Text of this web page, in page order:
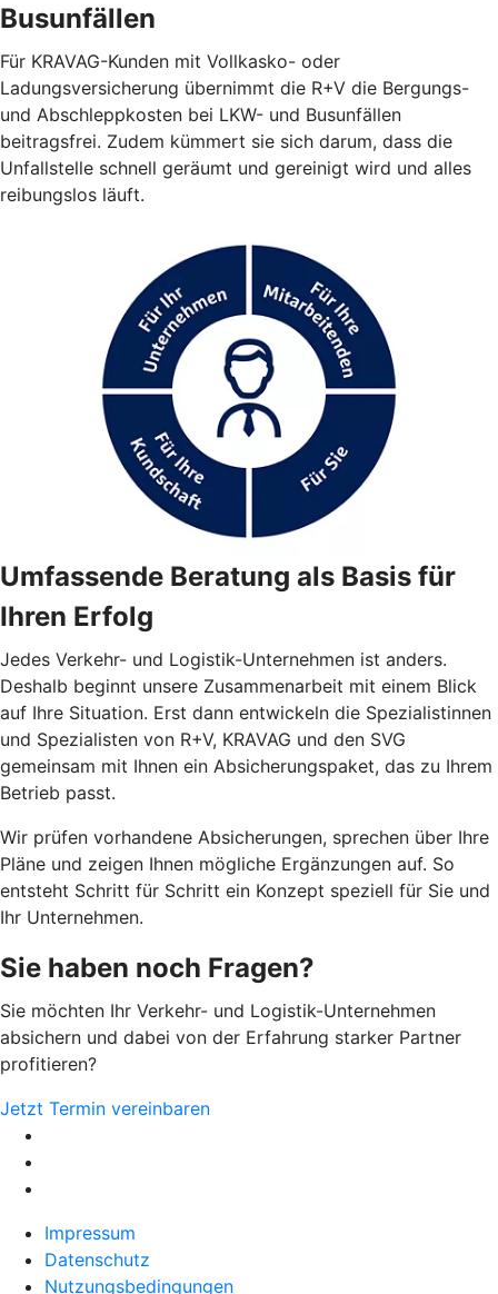
Busunfällen
Für KRAVAG-Kunden mit Vollkasko- oder
Ladungsversicherung übernimmt die R+V die Bergungs-
und Abschleppkosten bei LKW- und Busunfällen
beitragsfrei. Zudem kümmert sie sich darum, dass die
Unfallstelle schnell geräumt und gereinigt wird und alles
reibungslos läuft.
Umfassende Beratung als Basis für
Ihren Erfolg
Jedes Verkehr- und Logistik-Unternehmen ist anders.
Deshalb beginnt unsere Zusammenarbeit mit einem Blick
auf Ihre Situation. Erst dann entwickeln die Spezialistinnen
und Spezialisten von R+V, KRAVAG und den SVG
gemeinsam mit Ihnen ein Absicherungspaket, das zu Ihrem
Betrieb passt.
Wir prüfen vorhandene Absicherungen, sprechen über Ihre
Pläne und zeigen Ihnen mögliche Ergänzungen auf. So
entsteht Schritt für Schritt ein Konzept speziell für Sie und
Ihr Unternehmen.
Sie haben noch Fragen?
Sie möchten Ihr Verkehr- und Logistik-Unternehmen
absichern und dabei von der Erfahrung starker Partner
profitieren?
Jetzt Termin vereinbaren
Impressum
Datenschutz
Nutzungsbedingungen